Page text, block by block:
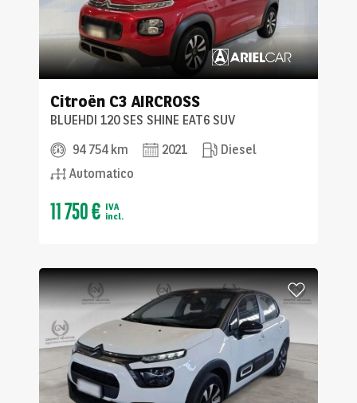
Citroën C3 AIRCROSS
BLUEHDI 120 SES SHINE EAT6 SUV
94 754 km
2021
Diesel
Automatico
11 750 € IVA
incl.